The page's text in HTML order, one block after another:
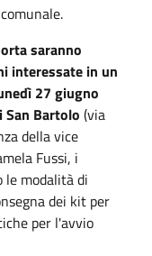
saranno
interessate in un
27 giugno
San Bartolo (via
della vice
Fussi, i
modalità di
dei kit per
per l'avvio